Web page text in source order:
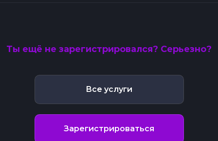
Ты ещё не зарегистрировался? Серьезно?
Все услуги
Зарегистрироваться